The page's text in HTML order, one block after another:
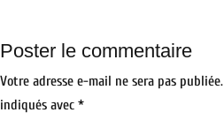
Poster le commentaire
Votre adresse e-mail ne sera pas publiée.
indiqués avec *